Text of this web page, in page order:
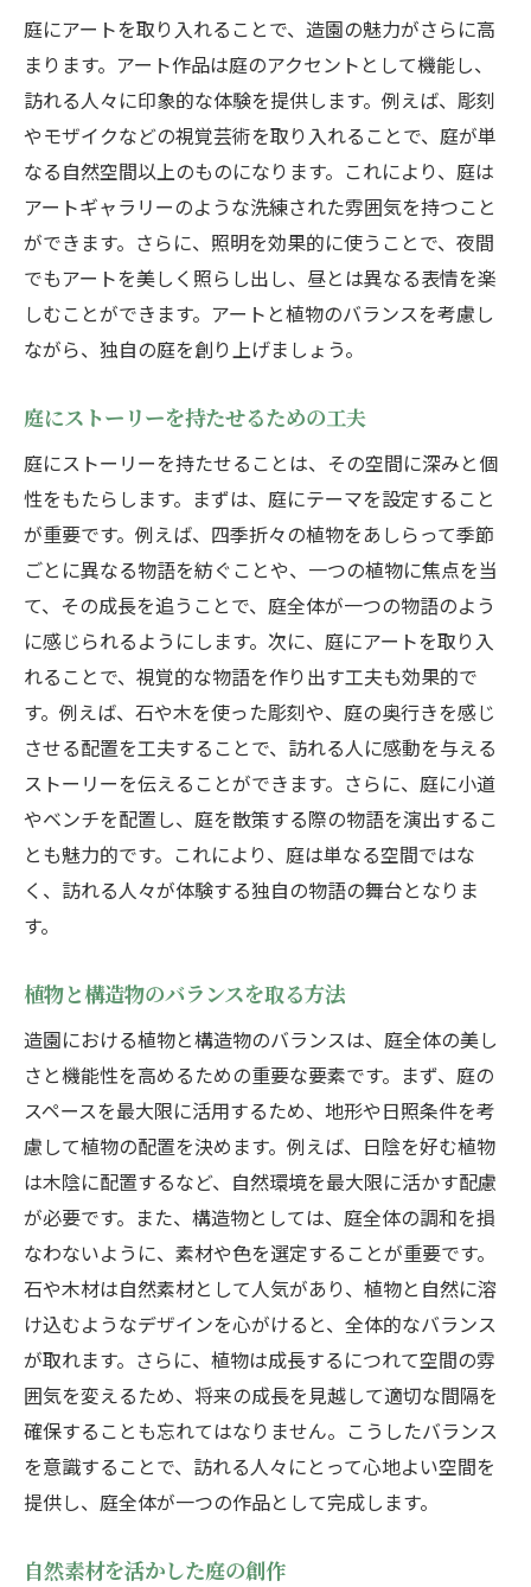
庭にアートを取り入れることで、造園の魅力がさらに高
まります。アート作品は庭のアクセントとして機能し、
訪れる人々に印象的な体験を提供します。例えば、彫刻
やモザイクなどの視覚芸術を取り入れることで、庭が単
なる自然空間以上のものになります。これにより、庭は
アートギャラリーのような洗練された雰囲気を持つこと
ができます。さらに、照明を効果的に使うことで、夜間
でもアートを美しく照らし出し、昼とは異なる表情を楽
しむことができます。アートと植物のバランスを考慮し
ながら、独自の庭を創り上げましょう。
庭にストーリーを持たせるための工夫
庭にストーリーを持たせることは、その空間に深みと個
性をもたらします。まずは、庭にテーマを設定すること
が重要です。例えば、四季折々の植物をあしらって季節
ごとに異なる物語を紡ぐことや、一つの植物に焦点を当
て、その成長を追うことで、庭全体が一つの物語のよう
に感じられるようにします。次に、庭にアートを取り入
れることで、視覚的な物語を作り出す工夫も効果的で
す。例えば、石や木を使った彫刻や、庭の奥行きを感じ
させる配置を工夫することで、訪れる人に感動を与える
ストーリーを伝えることができます。さらに、庭に小道
やベンチを配置し、庭を散策する際の物語を演出するこ
とも魅力的です。これにより、庭は単なる空間ではな
く、訪れる人々が体験する独自の物語の舞台となりま
す。
植物と構造物のバランスを取る方法
造園における植物と構造物のバランスは、庭全体の美し
さと機能性を高めるための重要な要素です。まず、庭の
スペースを最大限に活用するため、地形や日照条件を考
慮して植物の配置を決めます。例えば、日陰を好む植物
は木陰に配置するなど、自然環境を最大限に活かす配慮
が必要です。また、構造物としては、庭全体の調和を損
なわないように、素材や色を選定することが重要です。
石や木材は自然素材として人気があり、植物と自然に溶
け込むようなデザインを心がけると、全体的なバランス
が取れます。さらに、植物は成長するにつれて空間の雰
囲気を変えるため、将来の成長を見越して適切な間隔を
確保することも忘れてはなりません。こうしたバランス
を意識することで、訪れる人々にとって心地よい空間を
提供し、庭全体が一つの作品として完成します。
自然素材を活かした庭の創作